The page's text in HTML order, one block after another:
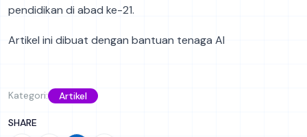
pendidikan di abad ke-21.
Artikel ini dibuat dengan bantuan tenaga AI
Kategori: Artikel
SHARE